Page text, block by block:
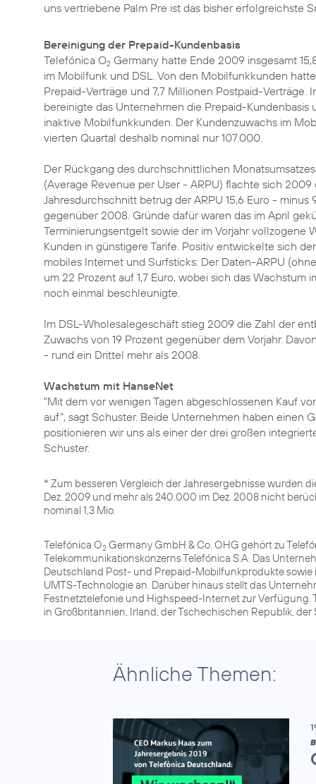
uns vertriebene Palm Pre ist das bisher erfolgreichste
Bereinigung der Prepaid-Kundenbasis
Telefónica O2 Germany hatte Ende 2009 insgesamt
im Mobilfunk und DSL. Von den Mobilfunkkunden
Prepaid-Verträge und 7,7 Millionen Postpaid-Verträge.
bereinigte das Unternehmen die Prepaid-Kundenbasis
inaktive Mobilfunkkunden. Der Kundenzuwachs im
vierten Quartal deshalb nominal nur 107.000.
Der Rückgang des durchschnittlichen
(Average Revenue per User - ARPU) flachte sich 2009
Jahresdurchschnitt betrug der ARPU 15,6 Euro - minus
gegenüber 2008. Gründe dafür waren das im April
Terminierungsentgelt sowie der im Vorjahr vollzogene
Kunden in günstigere Tarife. Positiv entwickelte sich
mobiles Internet und Surfsticks: Der Daten-ARPU
um 22 Prozent auf 1,7 Euro, wobei sich das Wachstum
noch einmal beschleunigte.
Im DSL-Wholesalegeschäft stieg 2009 die Zahl der
Zuwachs von 19 Prozent gegenüber dem Vorjahr.
- rund ein Drittel mehr als 2008.
Wachstum mit HanseNet
"Mit dem vor wenigen Tagen abgeschlossenen Kauf
auf", sagt Schuster. Beide Unternehmen haben einen
positionieren wir uns als einer der drei großen
Schuster.
* Zum besseren Vergleich der Jahresergebnisse wurden
Dez. 2009 und mehr als 240.000 im Dez. 2008 nicht
nominal 1,3 Mio.
Telefónica O2 Germany GmbH & Co. OHG gehört zu
Telekommunikationskonzerns Telefónica S.A. Das
Deutschland Post- und Prepaid-Mobilfunkprodukte
UMTS-Technologie an. Darüber hinaus stellt das
Festnetztelefonie und Highspeed-Internet zur
in Großbritannien, Irland, der Tschechischen Republik,
Ähnliche Themen: